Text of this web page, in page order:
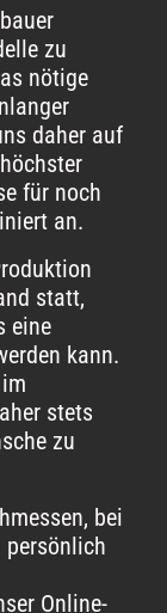
zu
nötige
daher auf
für noch
an.
statt,
eine
kann.
stets
zu
bei
persönlich
Online-